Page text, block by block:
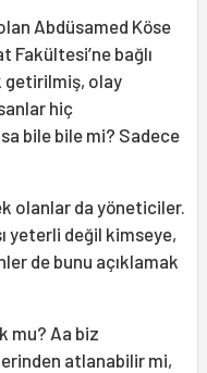
Abdüsamed Köse
Fakültesi’ne bağlı
getirilmiş, olay
hiç
bile bile mi? Sadece
olanlar da yöneticiler.
yeterli değil kimseye,
de bunu açıklamak
mu? Aa biz
atlanabilir mi,